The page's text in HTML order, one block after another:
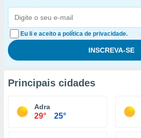
Eu li e aceito a política de privacidade.
Principais cidades
Adra
29° 25°